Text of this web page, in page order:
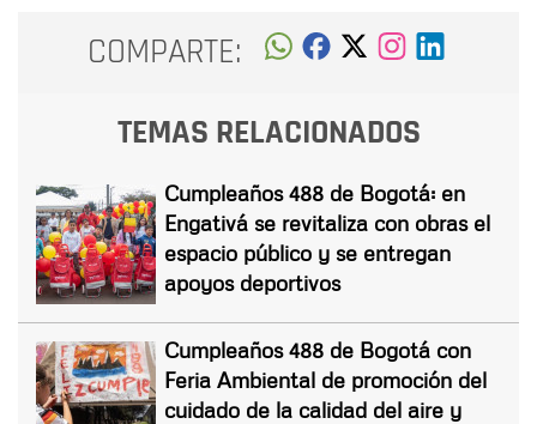
COMPARTE:
TEMAS RELACIONADOS
Cumpleaños 488 de Bogotá: en
Engativá se revitaliza con obras el
espacio público y se entregan
apoyos deportivos
Cumpleaños 488 de Bogotá con
Feria Ambiental de promoción del
cuidado de la calidad del aire y